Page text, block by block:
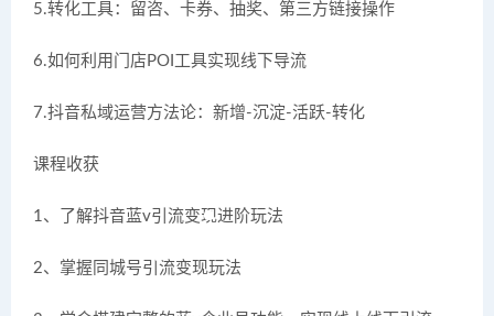
5.转化工具：留咨、卡券、抽奖、第三方链接操作
6.如何利用门店POI工具实现线下导流
7.抖音私域运营方法论：新增-沉淀-活跃-转化
课程收获
1、了解抖音蓝v引流变现进阶玩法
2、掌握同城号引流变现玩法